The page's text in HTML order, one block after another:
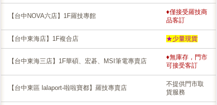
【台中NOVA六店】1F羅技專館
♦僅接受羅技商
品客訂
【台中東海店】1F複合店 ★少量現貨
【台中東海三店】1F華碩、宏碁、MSI筆電專賣店
♦無庫存，門市
可接受客訂
【台中東區 lalaport-啦啦寶都】羅技專賣店
不提供門市取
貨服務